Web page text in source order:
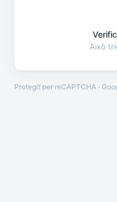
Això
Protegit per reCAPTCHA ·